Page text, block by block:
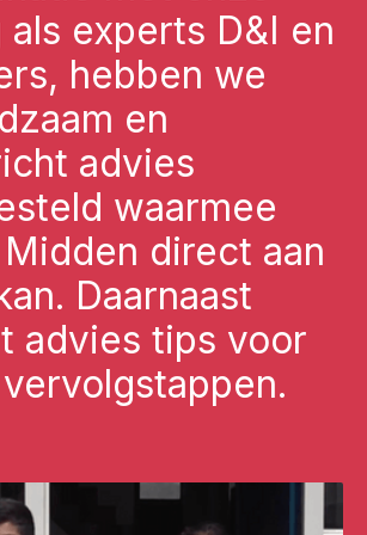
experts D&I en
hebben we
en
advies
waarmee
direct aan
Daarnaast
advies tips voor